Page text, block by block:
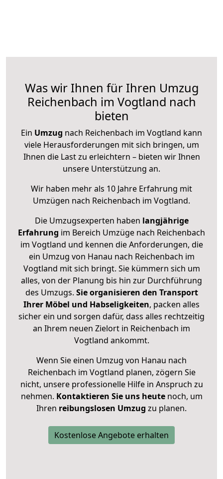
Was wir Ihnen für Ihren Umzug
Reichenbach im Vogtland nach
bieten
Ein Umzug nach Reichenbach im Vogtland kann
viele Herausforderungen mit sich bringen, um
Ihnen die Last zu erleichtern – bieten wir Ihnen
unsere Unterstützung an.
Wir haben mehr als 10 Jahre Erfahrung mit
Umzügen nach Reichenbach im Vogtland.
Die Umzugsexperten haben langjährige
Erfahrung im Bereich Umzüge nach Reichenbach
im Vogtland und kennen die Anforderungen, die
ein Umzug von Hanau nach Reichenbach im
Vogtland mit sich bringt. Sie kümmern sich um
alles, von der Planung bis hin zur Durchführung
des Umzugs. Sie organisieren den Transport
Ihrer Möbel und Habseligkeiten, packen alles
sicher ein und sorgen dafür, dass alles rechtzeitig
an Ihrem neuen Zielort in Reichenbach im
Vogtland ankommt.
Wenn Sie einen Umzug von Hanau nach
Reichenbach im Vogtland planen, zögern Sie
nicht, unsere professionelle Hilfe in Anspruch zu
nehmen. Kontaktieren Sie uns heutenoch, um
Ihren reibungslosen Umzug zu planen.
Kostenlose Angebote erhalten